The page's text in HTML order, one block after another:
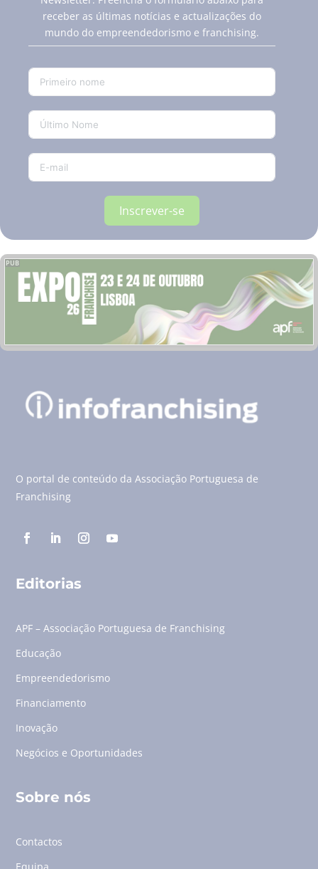
receber as últimas notícias e actualizações do
mundo do empreendedorismo e franchising.
Inscrever-se
PUB
O portal de conteúdo da Associação Portuguesa de
Franchising
Editorias
APF – Associação Portuguesa de Franchising
Educação
Empreendedorismo
Financiamento
Inovação
Negócios e Oportunidades
Sobre nós
Contactos